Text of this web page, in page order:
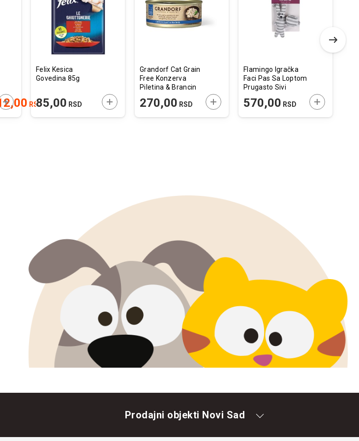
RSD
DODAJTE U KORPU
Felix Kesica
Govedina 85g
85,00 RSD DODAJTE U KORPU
Grandorf Cat Grain
Free Konzerva
Piletina & Brancin
270,00 RSD DODAJTE U KORPU
Flamingo Igračka
Faci Pas Sa Loptom
Prugasto Sivi
570,00 RSD DODAJTE U
Prodajni objekti Novi Sad